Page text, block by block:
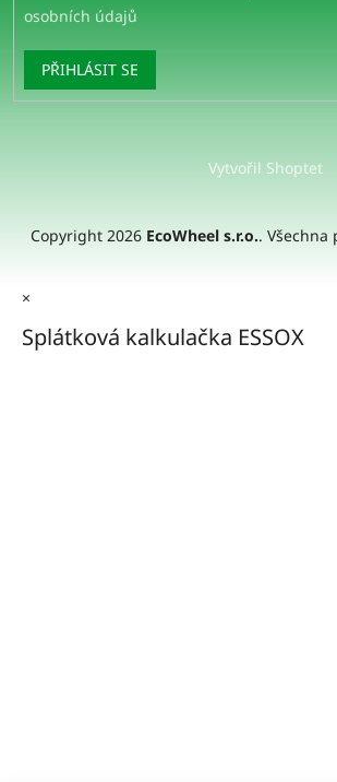
osobních údajů
PŘIHLÁSIT SE
Vytvořil Shoptet
Copyright 2026 EcoWheel s.r.o.. Všechna
×
Splátková kalkulačka ESSOX